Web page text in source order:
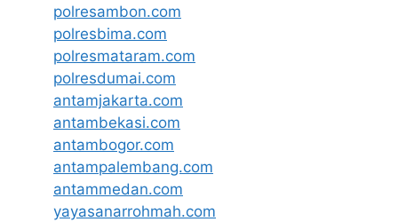
polresambon.com
polresbima.com
polresmataram.com
polresdumai.com
antamjakarta.com
antambekasi.com
antambogor.com
antampalembang.com
antammedan.com
yayasanarrohmah.com